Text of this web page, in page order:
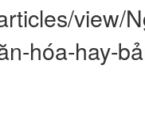
view/
hóa-hay-